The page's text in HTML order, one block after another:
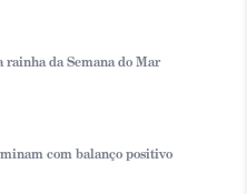
da Semana do Mar
com balanço positivo